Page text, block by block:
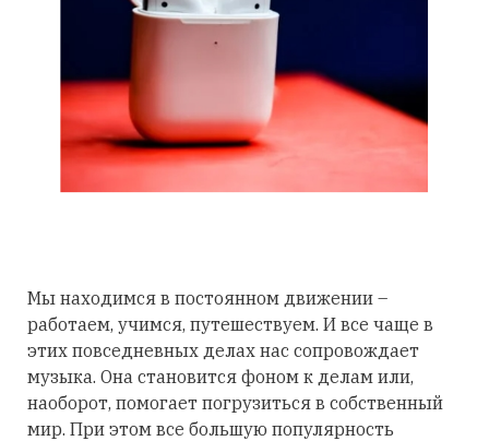
Мы находимся в постоянном движении –
работаем, учимся, путешествуем. И все чаще в
этих повседневных делах нас сопровождает
музыка. Она становится фоном к делам или,
наоборот, помогает погрузиться в собственный
мир. При этом все большую популярность